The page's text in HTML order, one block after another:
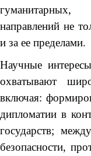
гуманитарных,
направлений не
и за ее пределами.
Научные
охватывают
включая:
дипломатии в
государств;
безопасности,